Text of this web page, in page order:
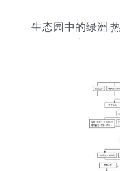
生态园中的绿洲